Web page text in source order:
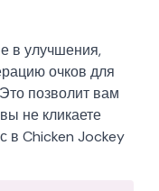
в улучшения,
очков для
позволит вам
не кликаете
в Chicken Jockey